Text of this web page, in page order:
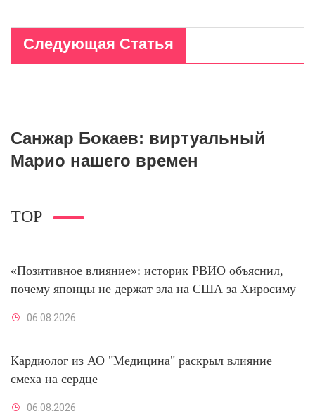
Следующая Статья
Санжар Бокаев: виртуальный
Марио нашего времен
TOP
«Позитивное влияние»: историк РВИО объяснил,
почему японцы не держат зла на США за Хиросиму
06.08.2026
Кардиолог из АО "Медицина" раскрыл влияние
смеха на сердце
06.08.2026